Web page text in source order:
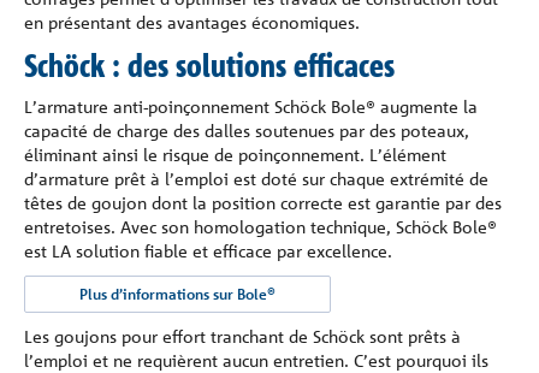
en présentant des avantages économiques.
Schöck : des solutions efficaces
L’armature anti-poinçonnement Schöck Bole® augmente la
capacité de charge des dalles soutenues par des poteaux,
éliminant ainsi le risque de poinçonnement. L’élément
d’armature prêt à l’emploi est doté sur chaque extrémité de
têtes de goujon dont la position correcte est garantie par des
entretoises. Avec son homologation technique, Schöck Bole®
est LA solution fiable et efficace par excellence.
Plus d’informations sur Bole®
Les goujons pour effort tranchant de Schöck sont prêts à
l’emploi et ne requièrent aucun entretien. C’est pourquoi ils